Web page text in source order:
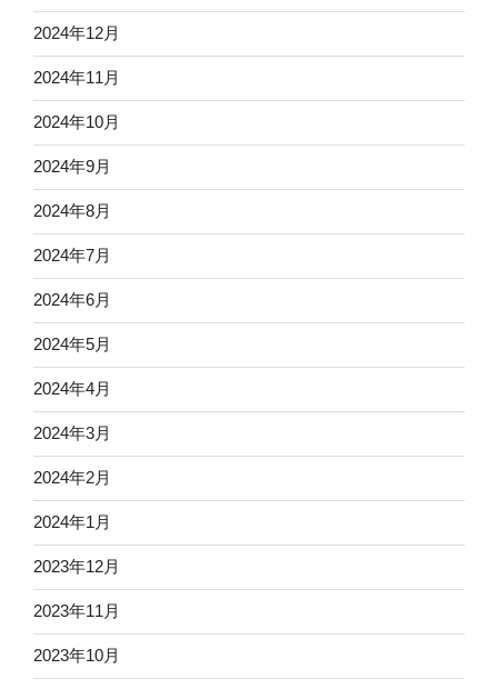
2024年12月
2024年11月
2024年10月
2024年9月
2024年8月
2024年7月
2024年6月
2024年5月
2024年4月
2024年3月
2024年2月
2024年1月
2023年12月
2023年11月
2023年10月